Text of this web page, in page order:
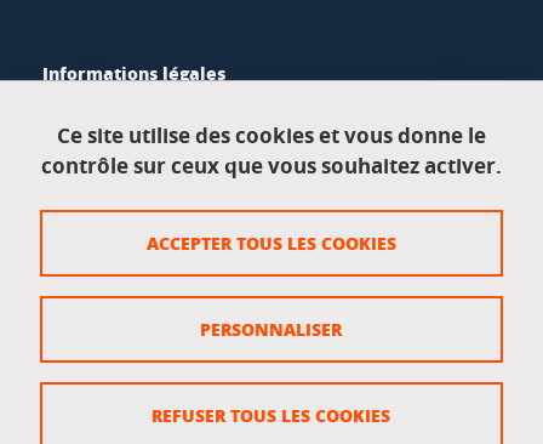
Informations légales
Données personnelles
Crédits
Gestion des cookies
Accessibilité : non conforme
Ce site utilise des cookies et vous donne le
contrôle sur ceux que vous souhaitez activer.
ACCEPTER TOUS LES COOKIES
REFUSER TOUS LES COOKIES
PERSONNALISER